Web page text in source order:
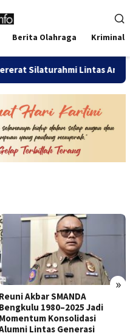
Berita Olahraga Kriminal
Lintas Angkatan
»
Reuni Akbar SMANDA
Bengkulu 1980–2025 Jadi
Momentum Konsolidasi
Lintas Generasi